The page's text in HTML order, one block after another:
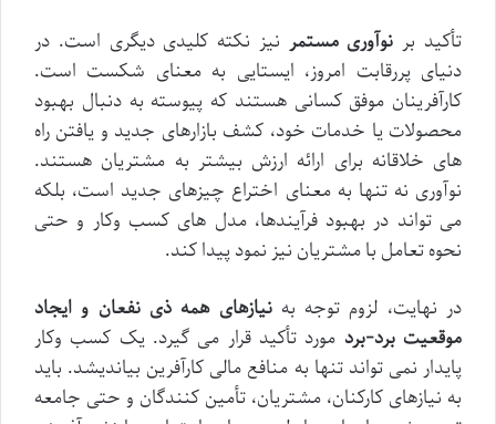
تأکید بر نوآوری مستمر نیز نکته کلیدی دیگری است. در
دنیای پررقابت امروز، ایستایی به معنای شکست است.
کارآفرینان موفق کسانی هستند که پیوسته به دنبال بهبود
محصولات یا خدمات خود، کشف بازارهای جدید و یافتن راه
های خلاقانه برای ارائه ارزش بیشتر به مشتریان هستند.
نوآوری نه تنها به معنای اختراع چیزهای جدید است، بلکه
می تواند در بهبود فرآیندها، مدل های کسب وکار و حتی
نحوه تعامل با مشتریان نیز نمود پیدا کند.
در نهایت، لزوم توجه بهنیازهای همه ذی نفعان و ایجاد
موقعیت برد-برد مورد تأکید قرار می گیرد. یک کسب وکار
پایدار نمی تواند تنها به منافع مالی کارآفرین بیاندیشد. باید
به نیازهای کارکنان، مشتریان، تأمین کنندگان و حتی جامعه